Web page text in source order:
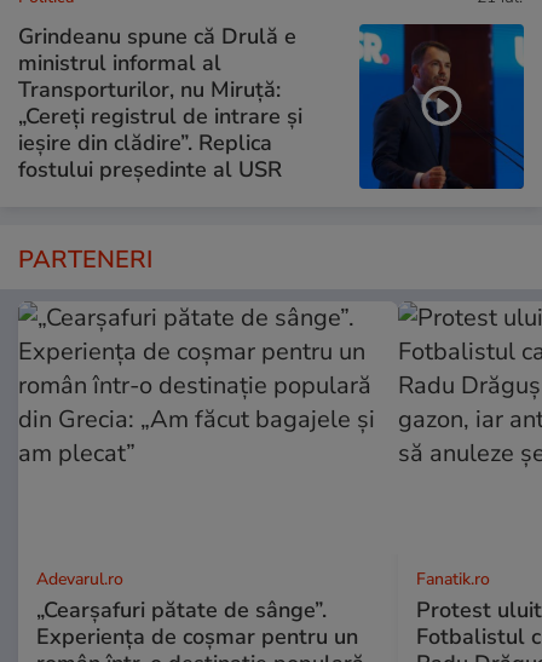
Grindeanu spune că Drulă e
ministrul informal al
Transporturilor, nu Miruță:
„Cereți registrul de intrare și
ieșire din clădire”. Replica
fostului președinte al USR
PARTENERI
Adevarul.ro
„Cearșafuri pătate de sânge”.
Experiența de coșmar pentru un
Fanatik.ro
Protest
Fotbalistul